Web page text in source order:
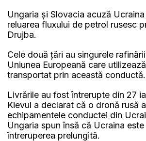
Ungaria și Slovacia acuză
reluarea fluxului de petrol rusesc
Drujba.
Cele două țări au singurele
Uniunea Europeană care
transportat prin această conductă.
Livrările au fost întrerupte din 27
Kievul a declarat că o dronă rusă
echipamentele conductei din
Ungaria spun însă că Ucraina
întreruperea prelungită.